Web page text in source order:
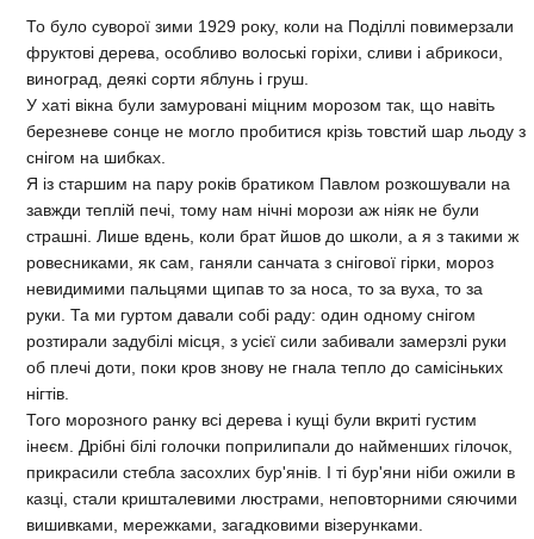
То було суворої зими 1929 року, коли на Поділлі повимерзали
фруктові дерева, особливо волоські горіхи, сливи і абрикоси,
виноград, деякі сорти яблунь і груш.
У хаті вікна були замуровані міцним морозом так, що навіть
березневе сонце не могло пробитися крізь товстий шар льоду з
снігом на шибках.
Я із старшим на пару років братиком Павлом розкошували на
завжди теплій печі, тому нам нічні морози аж ніяк не були
страшні. Лише вдень, коли брат йшов до школи, а я з такими ж
ровесниками, як сам, ганяли санчата з снігової гірки, мороз
невидимими пальцями щипав то за носа, то за вуха, то за
руки. Та ми гуртом давали собі раду: один одному снігом
розтирали задубілі місця, з усієї сили забивали замерзлі руки
об плечі доти, поки кров знову не гнала тепло до самісіньких
нігтів.
Того морозного ранку всі дерева і кущі були вкриті густим
інеєм. Дрібні білі голочки поприлипали до найменших гілочок,
прикрасили стебла засохлих бур'янів. І ті бур'яни ніби ожили в
казці, стали кришталевими люстрами, неповторними сяючими
вишивками, мережками, загадковими візерунками.